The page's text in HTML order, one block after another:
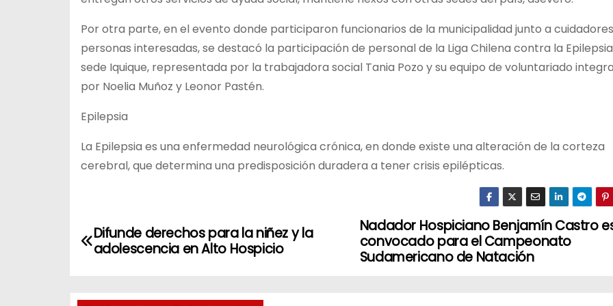
Por otra parte, en el evento donde participaron funcionarios de la municipalidad junto a
personas interesadas, se destacó la participación de personal de la Liga Chilena contra la
sede Iquique, representada por la trabajadora social Tania Pozo y su equipo de voluntariado
por Noelia Muñoz y Leonor Pastén.
Epilepsia
La Epilepsia es una enfermedad neurológica crónica, en donde existe una alteración de la corteza
cerebral, que determina una predisposición duradera a tener crisis epilépticas.
N
Nadador Hospiciano Benjamín Castro
convocado para el Campeonato
Sudamericano de Natación
Difunde derechos para la niñez y la
adolescencia en Alto Hospicio